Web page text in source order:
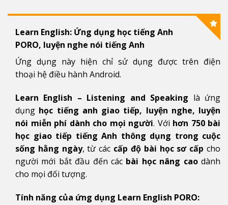
Learn English: Ứng dụng học tiếng Anh
PORO, luyện nghe nói tiếng Anh
Ứng dụng này hiện chỉ sử dụng được trên điện
thoại hệ điều hành Android.
Learn English – Listening and Speaking là ứng
dụng học tiếng anh giao tiếp, luyện nghe, luyện
nói miễn phí dành cho mọi người. Với hơn 750 bài
học giao tiếp tiếng Anh thông dụng trong cuộc
sống hằng ngày, từ các cấp độ bài học sơ cấp cho
người mới bắt đầu đến các bài học nâng caodành
cho mọi đối tượng.
Tính năng của ứng dụng Learn English PORO: